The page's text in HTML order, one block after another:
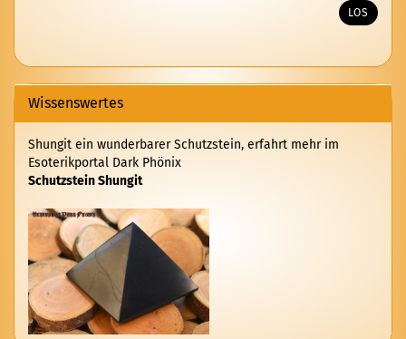
KATALOG
EIN.
LOS
Wissenswertes
Shungit ein wunderbarer Schutzstein, erfahrt mehr im
Esoterikportal Dark Phönix
Schutzstein Shungit